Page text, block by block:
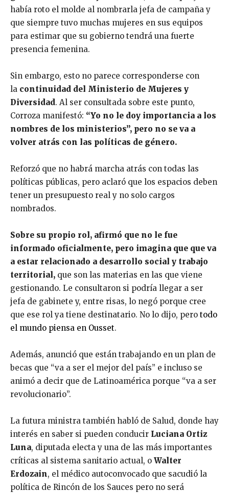
había roto el molde al nombrarla jefa de campaña y
que siempre tuvo muchas mujeres en sus equipos
para estimar que su gobierno tendrá una fuerte
presencia femenina.
Sin embargo, esto no parece corresponderse con
la continuidad del Ministerio de Mujeres y
Diversidad. Al ser consultada sobre este punto,
Corroza manifestó: “Yo no le doy importancia a los
nombres de los ministerios”, pero no se va a
volver atrás con las políticas de género.
Reforzó que no habrá marcha atrás con todas las
políticas públicas, pero aclaró que los espacios deben
tener un presupuesto real y no solo cargos
nombrados.
Sobre su propio rol, afirmó que no le fue
informado oficialmente, pero imagina que que va
a estar relacionado a desarrollo social y trabajo
territorial, que son las materias en las que viene
gestionando. Le consultaron si podría llegar a ser
jefa de gabinete y, entre risas, lo negó porque cree
que ese rol ya tiene destinatario. No lo dijo, pero todo
el mundo piensa en Ousset.
Además, anunció que están trabajando en un plan de
becas que “va a ser el mejor del país” e incluso se
animó a decir que de Latinoamérica porque “va a ser
revolucionario”.
La futura ministra también habló de Salud, donde hay
interés en saber si pueden conducir Luciana Ortiz
Luna, diputada electa y una de las más importantes
críticas al sistema sanitario actual, o Walter
Erdozain, el médico autoconvocado que sacudió la
política de Rincón de los Sauces pero no será